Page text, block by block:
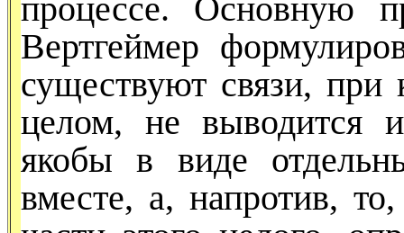
процессе. Основную
Вертгеймер
существуют связи, при
целом, не выводится
якобы в виде
вместе, а, напротив,